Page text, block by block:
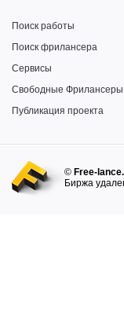
Поиск работы
Поиск фрилансера
Сервисы
Свободные Фрилансеры
Публикация проекта
© Free-
Биржа